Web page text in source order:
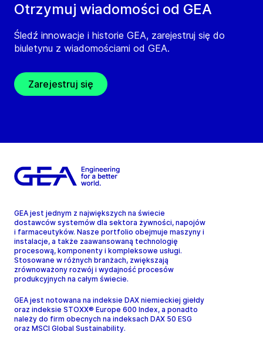
Otrzymuj wiadomości od GEA
Śledź innowacje i historie GEA, zarejestruj się do
biuletynu z wiadomościami od GEA.
Zarejestruj się
GEA jest jednym z największych na świecie
dostawców systemów dla sektora żywności, napojów
i farmaceutyków. Nasze portfolio obejmuje maszyny i
instalacje, a także zaawansowaną technologię
procesową, komponenty i kompleksowe usługi.
Stosowane w różnych branżach, zwiększają
zrównoważony rozwój i wydajność procesów
produkcyjnych na całym świecie.
GEA jest notowana na indeksie DAX niemieckiej giełdy
oraz indeksie STOXX® Europe 600 Index, a ponadto
należy do firm obecnych na indeksach DAX 50 ESG
oraz MSCI Global Sustainability.